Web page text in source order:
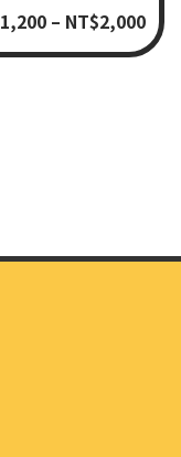
1,200 – NT$2,000